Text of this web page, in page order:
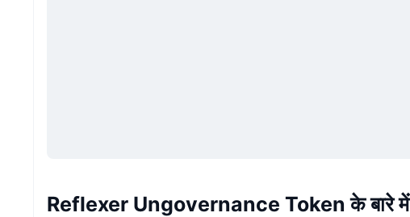
Reflexer Ungovernance Token के बारे में